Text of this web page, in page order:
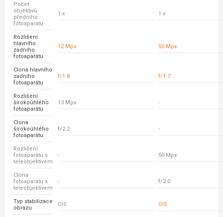
Počet
objektivů
předního
fotoaparátu
1 x 1 x
Rozlišení
hlavního
zadního
fotoaparátu
12 Mpx 50 Mpx
Clona hlavního
zadního
fotoaparátu
f/1.8 f/1.7
Rozlišení
širokoúhlého
fotoaparátu
13 Mpx -
Clona
širokoúhlého
fotoaparátu
f/2.2 -
Rozlišení
fotoaparátu s
teleobjektivem
- 50 Mpx
Clona
fotoaparátu s
teleobjektivem
- f/2.0
Typ stabilizace
obrazu
OIS OIS